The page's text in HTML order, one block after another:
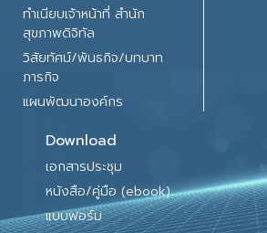
ทำเนียบเจ้าหน้าที่ สำนัก
สุขภาพดิจิทัล
วิสัยทัศน์/พันธกิจ/บทบาท
ภารกิจ
แผนพัฒนาองค์กร
Download
เอกสารประชุม
หนังสือ/คู่มือ (ebook)
แบบฟอร์ม